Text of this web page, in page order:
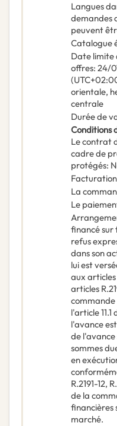
Langues
demandes
peuvent
Catalogue
Date limite
offres: 24/
orientale,
centrale
Durée de
Conditions
Le contrat
cadre de
protégés:
La
Le
financé sur
refus
dans son
lui est
aux articles
articles
l'article
l'avance
de
sommes
en
R.2191-12,
de la
financières
marché.